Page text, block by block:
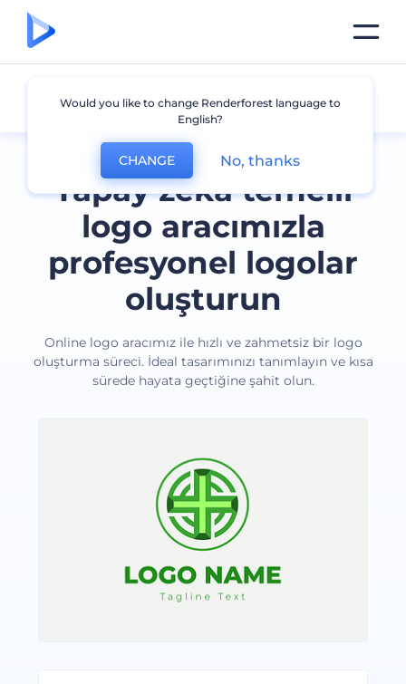
Yapay zeka temelli
logo aracımızla
profesyonel logolar
oluşturun
Online logo aracımız ile hızlı ve zahmetsiz bir logo
oluşturma süreci. İdeal tasarımınızı tanımlayın ve kısa
sürede hayata geçtiğine şahit olun.
Tüm logolar
Would you like to change Renderforest language to
English?
CHANGE No, thanks